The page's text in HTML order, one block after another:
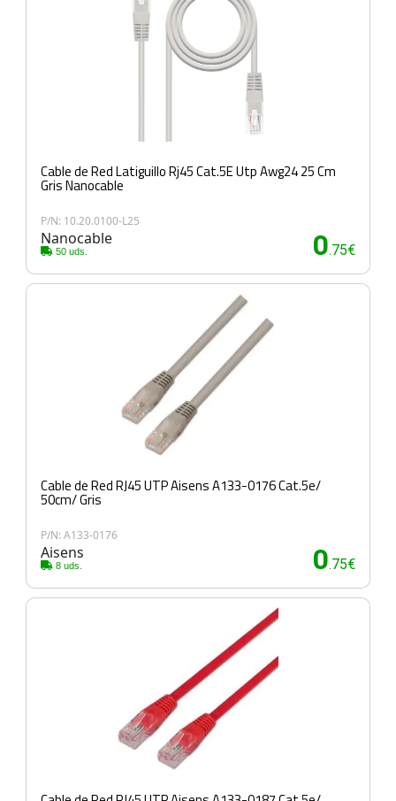
Cable de Red Latiguillo Rj45 Cat.5E Utp Awg24 25 Cm
Gris Nanocable
P/N: 10.20.0100-L25
Nanocable
50 uds. 0.75€
Cable de Red RJ45 UTP Aisens A133-0176 Cat.5e/
50cm/ Gris
P/N: A133-0176
Aisens
8 uds. 0.75€